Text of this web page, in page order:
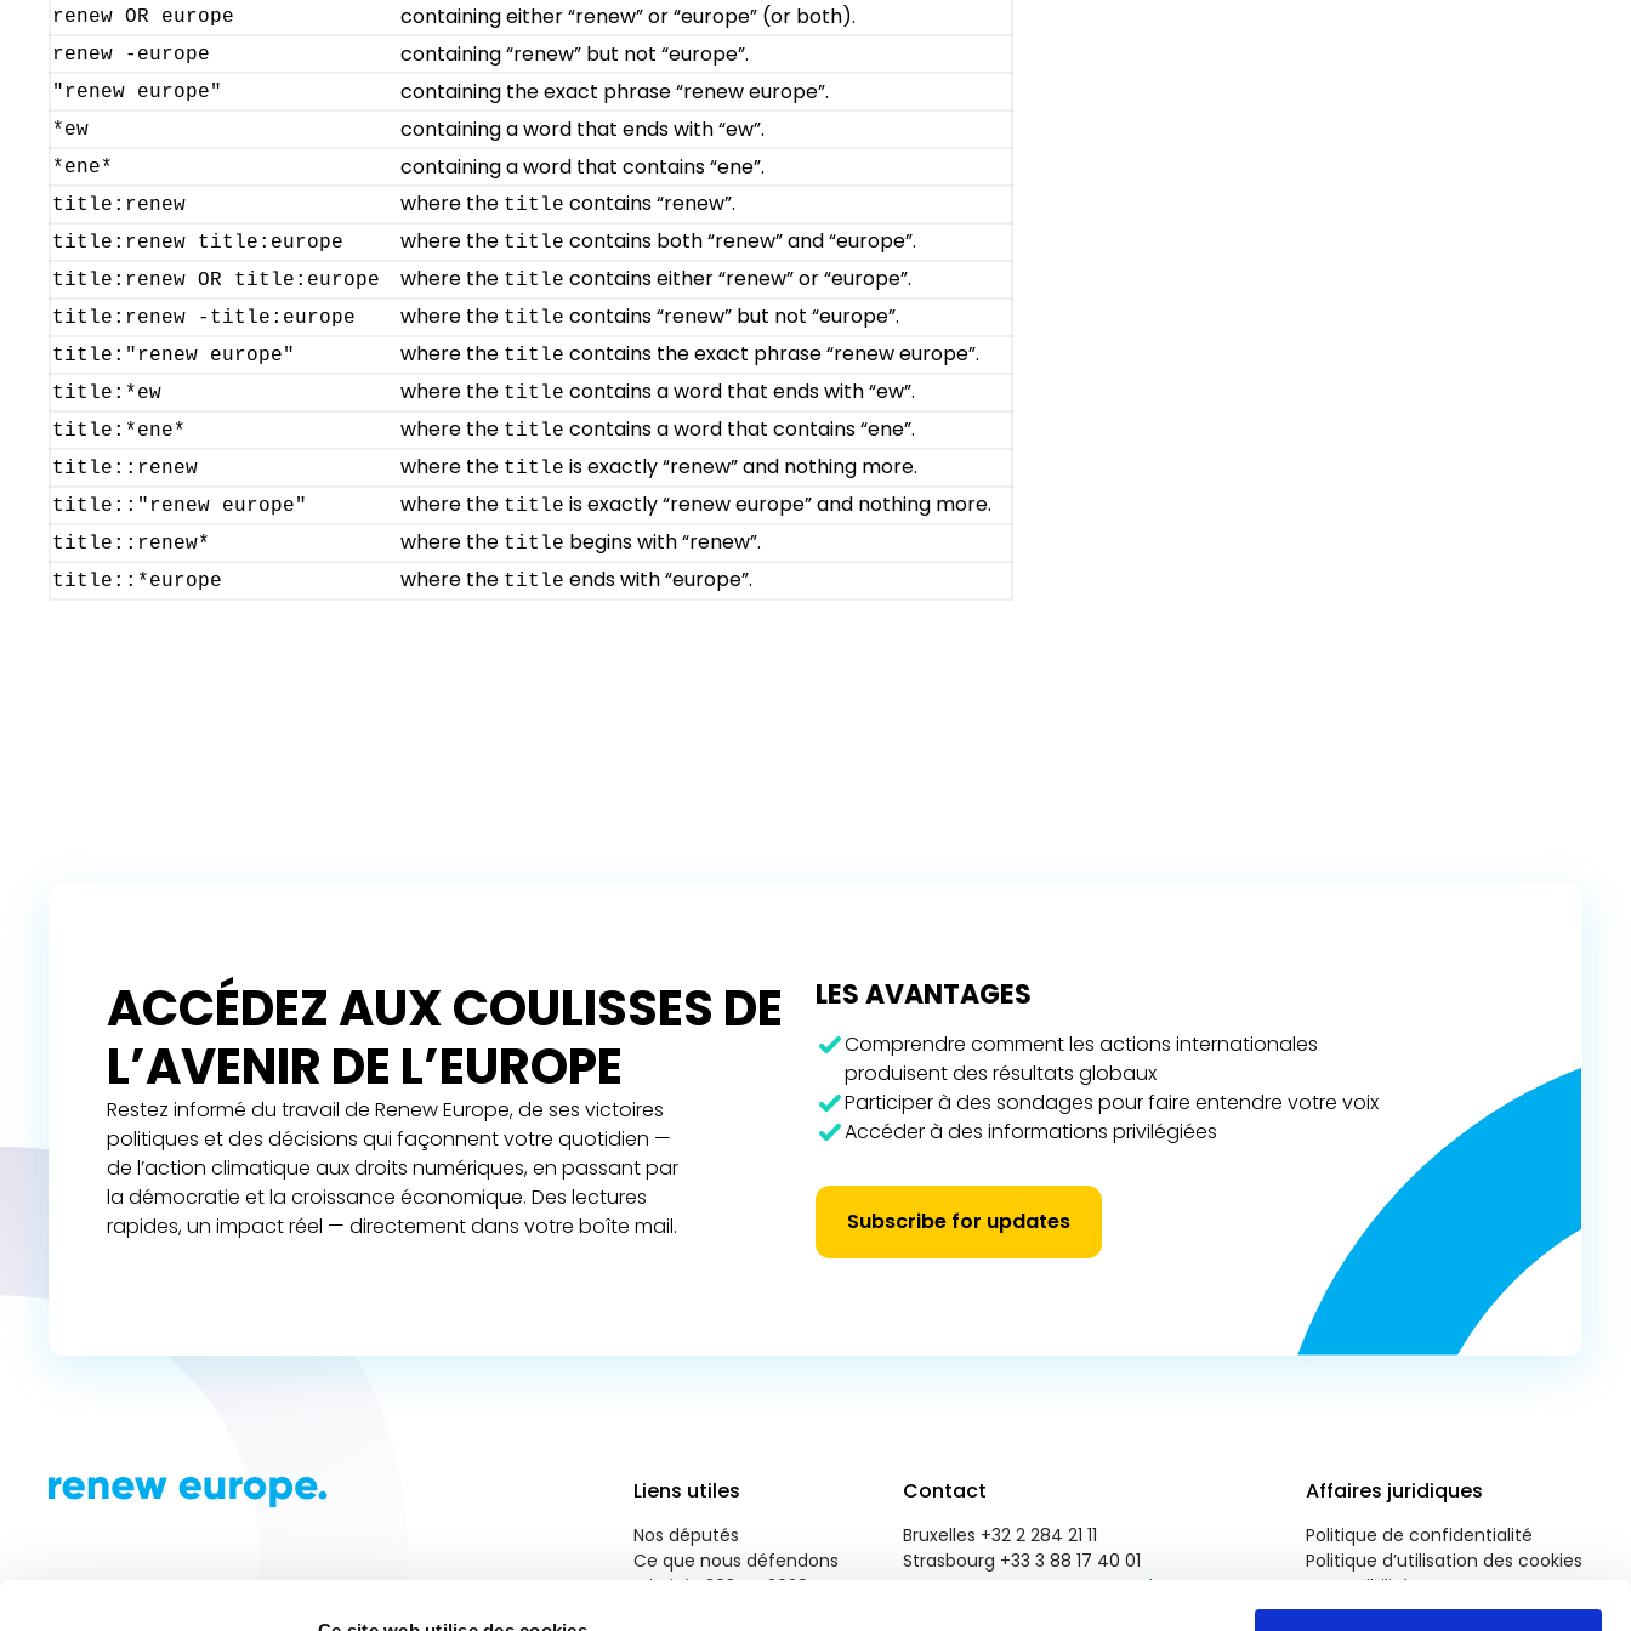
renew OR europe containing either “renew” or “europe” (or both).
renew -europe containing “renew” but not “europe”.
"renew europe" containing the exact phrase “renew europe”.
*ew containing a word that ends with “ew”.
*ene* containing a word that contains “ene”.
title:renew where the title contains “renew”.
title:renew title:europe where the title contains both “renew” and “europe”.
title:renew OR title:europe where the title contains either “renew” or “europe”.
title:renew -title:europe where the title contains “renew” but not “europe”.
title:"renew europe" where the title contains the exact phrase “renew europe”.
title:*ew where the title contains a word that ends with “ew”.
title:*ene* where the title contains a word that contains “ene”.
title::renew where the title is exactly “renew” and nothing more.
title::"renew europe" where the title is exactly “renew europe” and nothing more.
title::renew* where the title begins with “renew”.
title::*europe where the title ends with “europe”.
ACCÉDEZ AUX COULISSES DE
L’AVENIR DE L’EUROPE
Restez informé du travail de Renew Europe, de ses victoires
politiques et des décisions qui façonnent votre quotidien —
de l’action climatique aux droits numériques, en passant par
la démocratie et la croissance économique. Des lectures
rapides, un impact réel — directement dans votre boîte mail.
LES AVANTAGES
Comprendre comment les actions internationales
produisent des résultats globaux
Participer à des sondages pour faire entendre votre voix
Accéder à des informations privilégiées
Subscribe for updates
Liens utiles
Nos députés
Ce que nous défendons
Priorités 2024 - 2029
Contact
Bruxelles +32 2 284 21 11
Strasbourg +33 3 88 17 40 01
reneweuropegroup@europarl.europa.eu
Affaires juridiques
Politique de confidentialité
Politique d’utilisation des cookies
Accessibilité